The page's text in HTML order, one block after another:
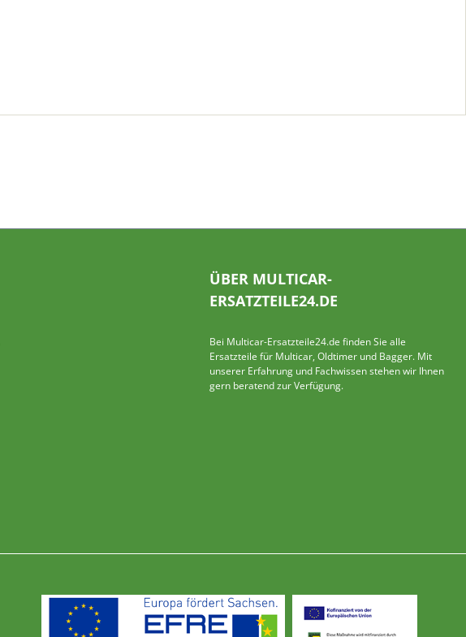
ÜBER MULTICAR-
ERSATZTEILE24.DE
Bei Multicar-Ersatzteile24.de finden Sie alle
Ersatzteile für Multicar, Oldtimer und Bagger. Mit
unserer Erfahrung und Fachwissen stehen wir Ihnen
gern beratend zur Verfügung.